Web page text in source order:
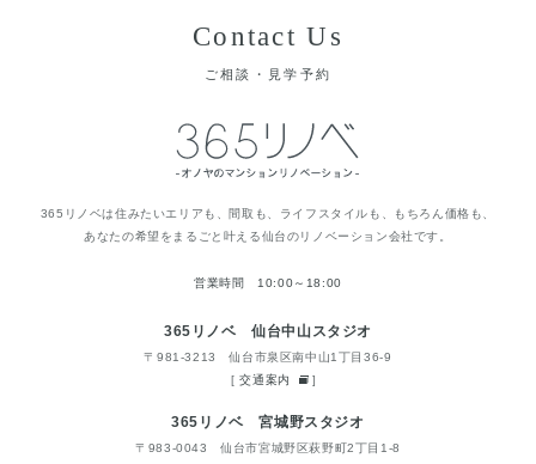
Contact Us
ご相談・見学予約
365リノベは住みたいエリアも、間取も、ライフスタイルも、もちろん価格も、
あなたの希望をまるごと叶える仙台のリノベーション会社です。
営業時間 10:00～18:00
365リノベ 仙台中山スタジオ
〒981-3213 仙台市泉区南中山1丁目36-9
[交通案内 ]
365リノベ 宮城野スタジオ
〒983-0043 仙台市宮城野区萩野町2丁目1-8